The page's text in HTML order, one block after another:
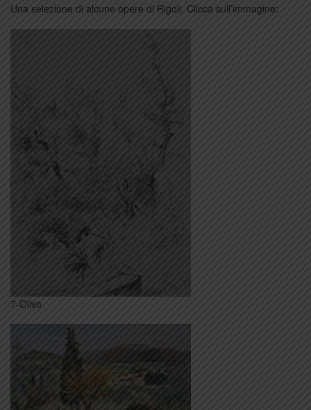
Una selezione di alcune opere di Rigoli. Clicca sull’immagine:
7-Olivo